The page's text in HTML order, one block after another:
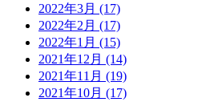
2022年3月 (17)
2022年2月 (17)
2022年1月 (15)
2021年12月 (14)
2021年11月 (19)
2021年10月 (17)